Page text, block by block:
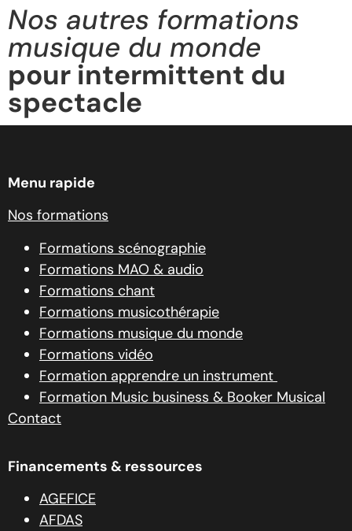
Nos autres formations
musique du monde
pour intermittent du
spectacle
Menu rapide
Nos formations
Formations scénographie
Formations MAO & audio
Formations chant
Formations musicothérapie
Formations musique du monde
Formations vidéo
Formation apprendre un instrument
Formation Music business & Booker Musical
Contact
Financements & ressources
AGEFICE
AFDAS